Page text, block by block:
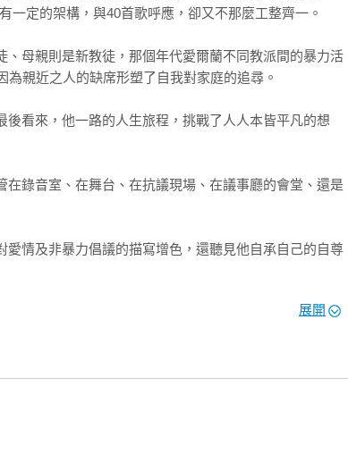
一定的架構，與40首歌呼應，卻又不那麼工整齊一。
、母親則是新教徒，那個年代愛爾蘭不同教派間的暴力活
親近之人的缺席形塑了自我對家庭的追尋。
後看來，他一路的人生旅程，挑戰了人人本皆平凡的想
錄音室、在舞台、在抗議現場、在議事廳的會堂、還是
情及非暴力倡議的描寫增色，還聽見他自承自己的自尊
世界上最成功的知名樂團，而波諾則從兼差的運動人士進
到了總統愛滋病緊急救援計畫（PEPFAR）的誕生時
最大的公衛干預計畫。他還描寫了ONE的參與者，這個
礎展開行動，至於姊妹組織(RED)則是入門版的行動良
展開